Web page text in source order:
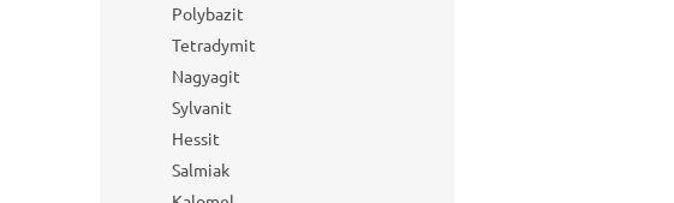
Polybazit
Tetradymit
Nagyagit
Sylvanit
Hessit
Salmiak